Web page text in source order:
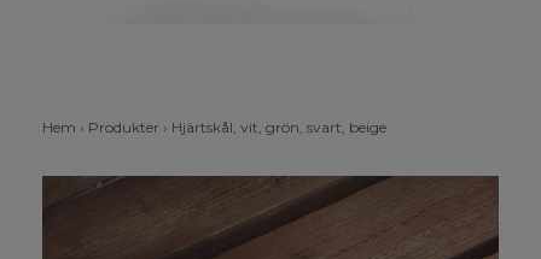
Hem › Produkter › Hjärtskål, vit, grön, svart, beige